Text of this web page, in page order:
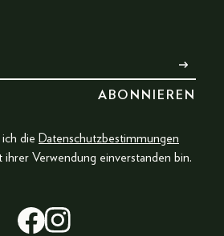
ich die Datenschutzbestimmungen
ihrer Verwendung einverstanden bin.